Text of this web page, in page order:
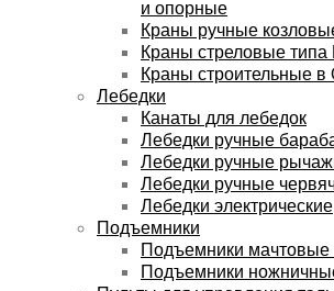
и опорные
Краны ручные
Краны стреловые
Краны строительные в
Лебедки
Канаты для лебедок
Лебедки ручные
Лебедки ручные
Лебедки ручные
Лебедки электрические
Подъемники
Подъемники мачтовые
Подъемники